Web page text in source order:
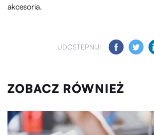
akcesoria.
UDOSTĘPNIJ:
ZOBACZ RÓWNIEŻ